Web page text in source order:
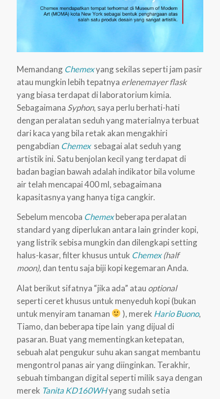
Memandang Chemexyang sekilas seperti jam pasir
atau mungkin lebih tepatnya erlenemayer flask
yang biasa terdapat di laboratorium kimia.
Sebagaimana Syphon, saya perlu berhati-hati
dengan peralatan seduh yang materialnya terbuat
dari kaca yang bila retak akan mengakhiri
pengabdian Chemexsebagai alat seduh yang
artistik ini. Satu benjolan kecil yang terdapat di
badan bagian bawah adalah indikator bila volume
air telah mencapai 400 ml, sebagaimana
kapasitasnya yang hanya tiga cangkir.
Sebelum mencoba Chemexbeberapa peralatan
standard yang diperlukan antara lain grinder kopi,
yang listrik sebisa mungkin dan dilengkapi setting
halus-kasar, filter khusus untuk Chemex(half
moon), dan tentu saja biji kopi kegemaran Anda.
Alat berikut sifatnya “jika ada” atau optional
seperti ceret khusus untuk menyeduh kopi (bukan
untuk menyiram tanaman
), merek Hario Buono,
Tiamo, dan beberapa tipe lain yang dijual di
pasaran. Buat yang mementingkan ketepatan,
sebuah alat pengukur suhu akan sangat membantu
mengontrol panas air yang diinginkan. Terakhir,
sebuah timbangan digital seperti milik saya dengan
merek Tanita KD160WHyang sudah setia